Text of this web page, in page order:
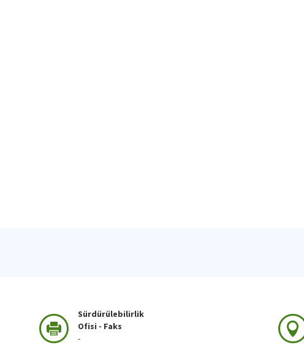
Sürdürülebilirlik
Ofisi - Faks
-